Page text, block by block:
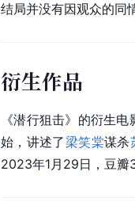
结局并没有因观众的同
衍生作品
《潜行狙击》的衍生电
始，讲述了梁笑棠谋杀
2023年1月29日，豆瓣